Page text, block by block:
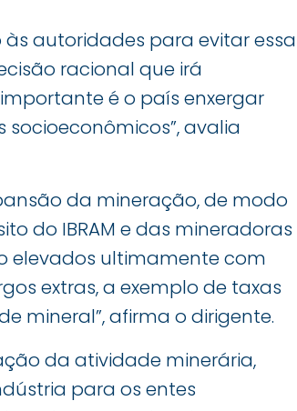
às autoridades para evitar essa
racional que irá
é o país enxergar
avalia
da mineração, de modo
do IBRAM e das mineradoras
elevados ultimamente com
extras, a exemplo de taxas
mineral”, afirma o dirigente.
da atividade minerária,
para os entes